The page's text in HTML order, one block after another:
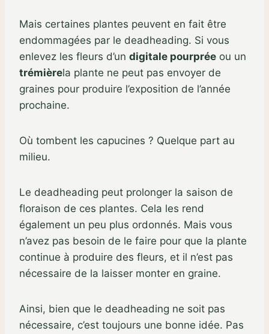
Mais certaines plantes peuvent en fait être
endommagées par le deadheading. Si vous
enlevez les fleurs d’un digitale pourprée ou un
trémièrela plante ne peut pas envoyer de
graines pour produire l’exposition de l’année
prochaine.
Où tombent les capucines ? Quelque part au
milieu.
Le deadheading peut prolonger la saison de
floraison de ces plantes. Cela les rend
également un peu plus ordonnés. Mais vous
n’avez pas besoin de le faire pour que la plante
continue à produire des fleurs, et il n’est pas
nécessaire de la laisser monter en graine.
Ainsi, bien que le deadheading ne soit pas
nécessaire, c’est toujours une bonne idée. Pas